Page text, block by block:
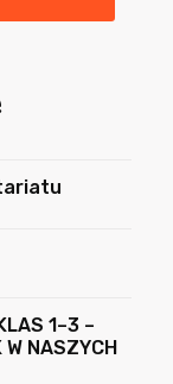
1–3 –
W NASZYCH